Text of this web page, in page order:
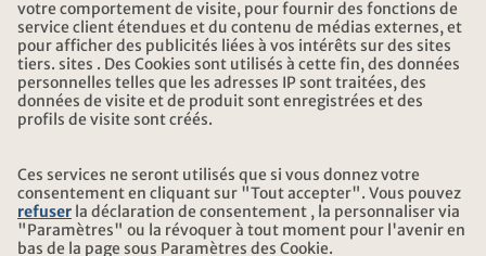
TÉLÉCHARGEMENT ET LIENS
ADRESSE
AU SUJET DE KONTIKI
CERTIFICATION
NOS PARTENAIRES